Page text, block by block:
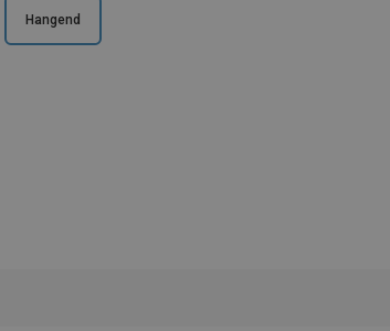
Hangend